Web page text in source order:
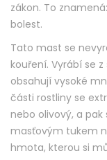
zákon. To
bolest.
Tato mast se
kouření. Vyrábí se
obsahují vysoké
části rostliny se
nebo olivový, a
masťovým tukem
hmota, kterou si